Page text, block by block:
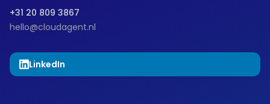
+31 20 809 3867
hello@cloudagent.nl
LinkedIn